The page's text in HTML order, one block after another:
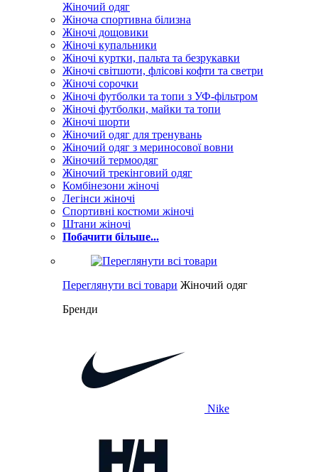
Жіночий одяг
Жіноча спортивна білизна
Жіночі дощовики
Жіночі купальники
Жіночі куртки, пальта та безрукавки
Жіночі світшоти, флісові кофти та светри
Жіночі сорочки
Жіночі футболки та топи з УФ-фільтром
Жіночі футболки, майки та топи
Жіночі шорти
Жіночий одяг для тренувань
Жіночий одяг з мериносової вовни
Жіночий термоодяг
Жіночий трекінговий одяг
Комбінезони жіночі
Легінси жіночі
Спортивні костюми жіночі
Штани жіночі
Побачити більше...
Переглянути всі товари Жіночий одяг
Бренди
Nike